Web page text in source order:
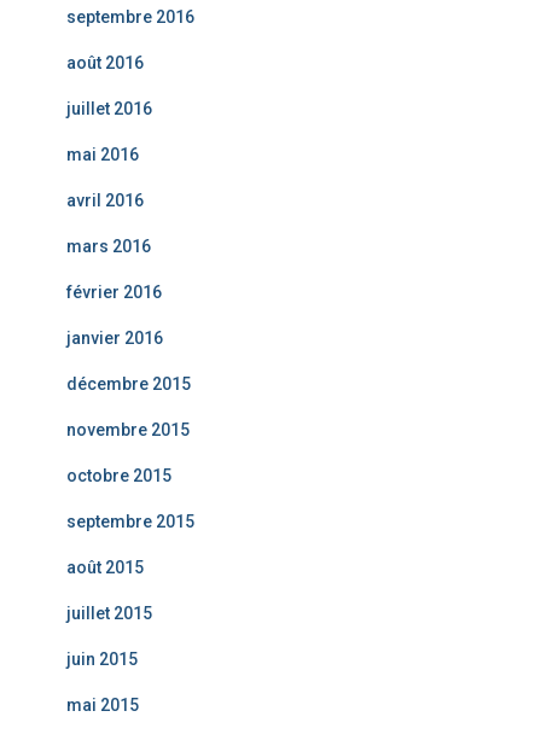
septembre 2016
août 2016
juillet 2016
mai 2016
avril 2016
mars 2016
février 2016
janvier 2016
décembre 2015
novembre 2015
octobre 2015
septembre 2015
août 2015
juillet 2015
juin 2015
mai 2015